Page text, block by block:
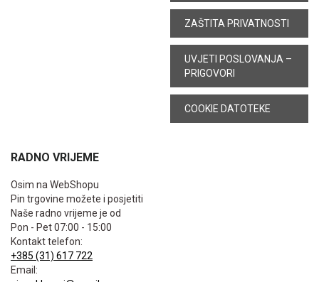
ZAŠTITA PRIVATNOSTI
UVJETI POSLOVANJA –
PRIGOVORI
COOKIE DATOTEKE
RADNO VRIJEME
Osim na WebShopu
Pin trgovine možete i posjetiti
Naše radno vrijeme je od
Pon - Pet 07:00 - 15:00
Kontakt telefon:
+385 (31) 617 722
Email: